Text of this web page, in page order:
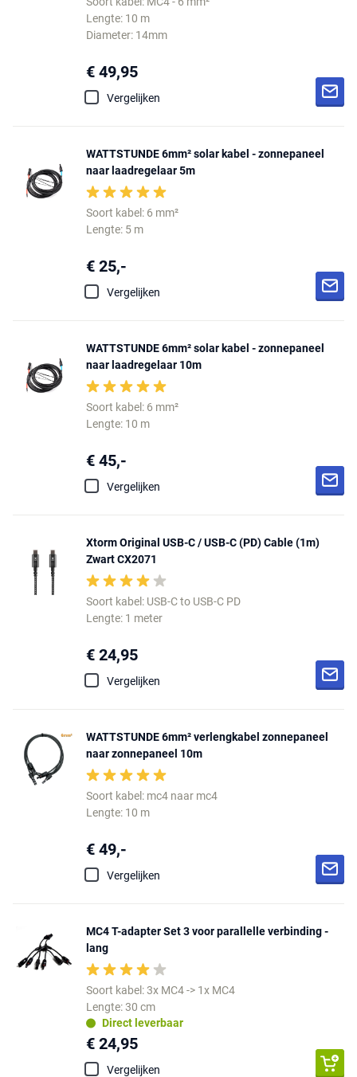
Lengte: 10 m
Diameter: 14mm
€ 49,95
Vergelijken
WATTSTUNDE 6mm² solar kabel - zonnepaneel
naar laadregelaar 5m
Soort kabel: 6 mm²
Lengte: 5 m
€ 25,-
Vergelijken
WATTSTUNDE 6mm² solar kabel - zonnepaneel
naar laadregelaar 10m
Soort kabel: 6 mm²
Lengte: 10 m
€ 45,-
Vergelijken
Xtorm Original USB-C / USB-C (PD) Cable (1m)
Zwart CX2071
Soort kabel: USB-C to USB-C PD
Lengte: 1 meter
€ 24,95
Vergelijken
WATTSTUNDE 6mm² verlengkabel zonnepaneel
naar zonnepaneel 10m
Soort kabel: mc4 naar mc4
Lengte: 10 m
€ 49,-
Vergelijken
MC4 T-adapter Set 3 voor parallelle verbinding -
lang
Soort kabel: 3x MC4 -> 1x MC4
Lengte: 30 cm
Direct leverbaar
€ 24,95
Vergelijken